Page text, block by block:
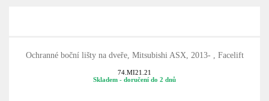
Ochranné boční lišty na dveře, Mitsubishi ASX, 2013- , Facelift
74.MI21.21
Skladem - doručení do 2 dnů